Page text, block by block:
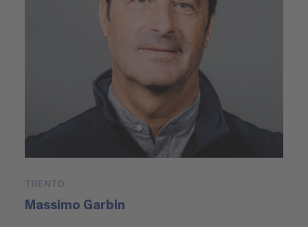
TRENTO
Massimo Garbin